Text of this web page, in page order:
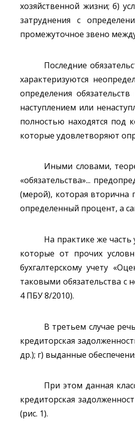
хозяйственной жизни; б)
затруднения с
промежуточное звено
Последние
характеризуются
определения
наступлением или
полностью находятся под
которые удовлетворяют
Иными словами,
«обязательства»...
(мерой), которая вторична
определенный процент, а
На практике же
которые от прочих
бухгалтерскому учету
таковыми обязательства с
4 ПБУ 8/2010).
В третьем случае
кредиторская
др.); г) выданные
При этом данная
кредиторская
(рис. 1).